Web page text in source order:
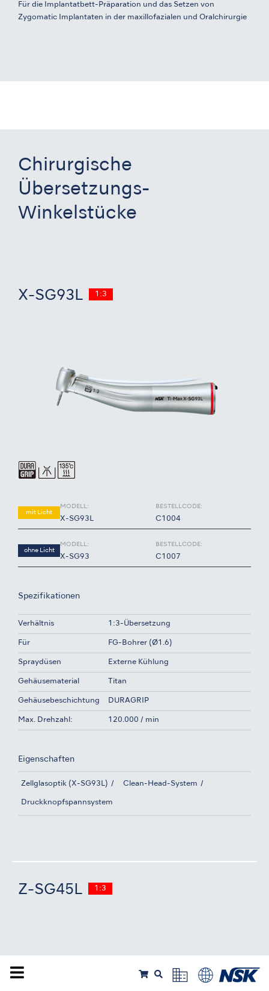
Für die Implantatbett-Präparation und das Setzen von
Zygomatic Implantaten in der maxillofazialen und Oralchirurgie
Chirurgische
Übersetzungs-
Winkelstücke
X-SG93L 1:3
mit Licht
MODELL:
X-SG93L
BESTELLCODE:
C1004
ohne Licht
MODELL:
X-SG93
BESTELLCODE:
C1007
Spezifikationen
Verhältnis 1:3-Übersetzung
Für FG-Bohrer (Ø1.6)
Spraydüsen Externe Kühlung
Gehäusematerial Titan
Gehäusebeschichtung DURAGRIP
Max. Drehzahl: 120.000 / min
Eigenschaften
Zellglasoptik (X-SG93L) Clean-Head-System
Druckknopfspannsystem
Z-SG45L 1:3